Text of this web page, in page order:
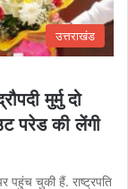
उत्तराखंड
मुर्मु दो
परेड की लेंगी
पहुंच चुकी हैं. राष्ट्रपति